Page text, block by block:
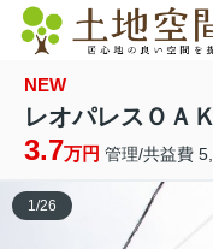
NEW
レオパレスＯＡ
3.7万円 管理/共益費
1/26